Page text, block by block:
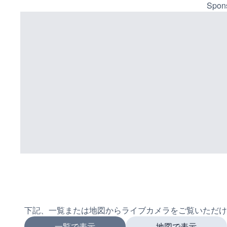
下記、一覧または地図からライブカメラをご覧いただけ